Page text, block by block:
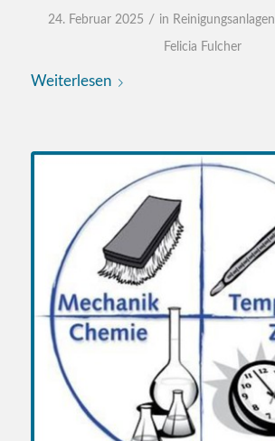
24. Februar 2025 / in Reinigungsanlagen
Felicia Fulcher
Weiterlesen